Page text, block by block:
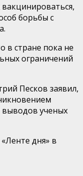
борьбы с
в стране пока не
ограничений
Песков заявил,
выводов ученых
дня» в